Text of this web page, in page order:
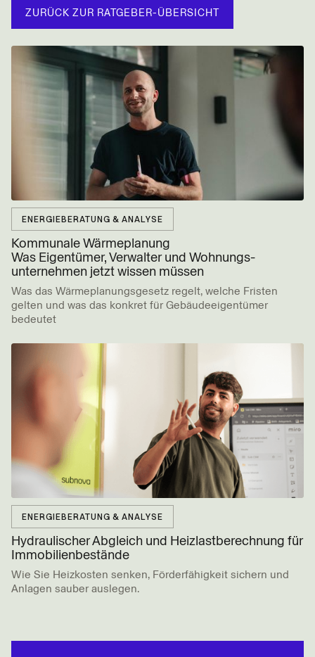
ZURÜCK ZUR RATGEBER-ÜBERSICHT
Kommunale Wärmeplanung
Was Eigentümer, Verwalter und Wohnungs­
unternehmen jetzt wissen müssen
ENERGIEBERATUNG & ANALYSE
Was das Wärmeplanungsgesetz regelt, welche Fristen
gelten und was das konkret für Gebäudeeigentümer
bedeutet
Hydraulischer Abgleich und Heiz­last­­berechnung für
Immobilien­­bestände
ENERGIEBERATUNG & ANALYSE
Wie Sie Heizkosten senken, Förderfähigkeit sichern und
Anlagen sauber auslegen.